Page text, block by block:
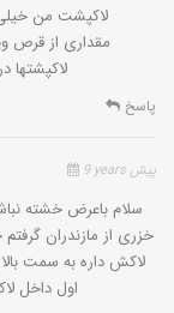
لاکپشت من خیلی
مقداری از قرص
لاکپشتها
پاسخ
9 years پیش
لاکش داره به سمت
اول داخل